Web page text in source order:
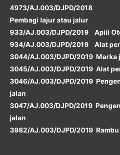
4973/AJ.003/DJPD/2018
Pembagi lajur atau jalur
933/AJ.003/DJPD/2019 Apiil
934/AJ.003/DJPD/2019 Alat
3044/AJ.003/DJPD/2019 Marka
3045/AJ.003/DJPD/2019 Alat
3046/AJ.003/DJPD/2019
jalan
3047/AJ.003/DJPD/2019
jalan
3982/AJ.003/DJPD/2019